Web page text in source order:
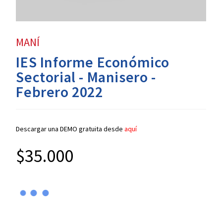
MANÍ
IES Informe Económico
Sectorial - Manisero -
Febrero 2022
Descargar una DEMO gratuita desdeaquí
$35.000